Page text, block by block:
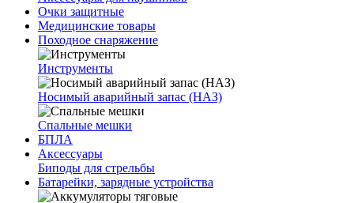
Очки защитные
Медицинские товары
Походное снаряжение
Инструменты
Носимый аварийный запас (НАЗ)
Спальные мешки
БПЛА
Аксессуары
Биподы для стрельбы
Батарейки, зарядные устройства